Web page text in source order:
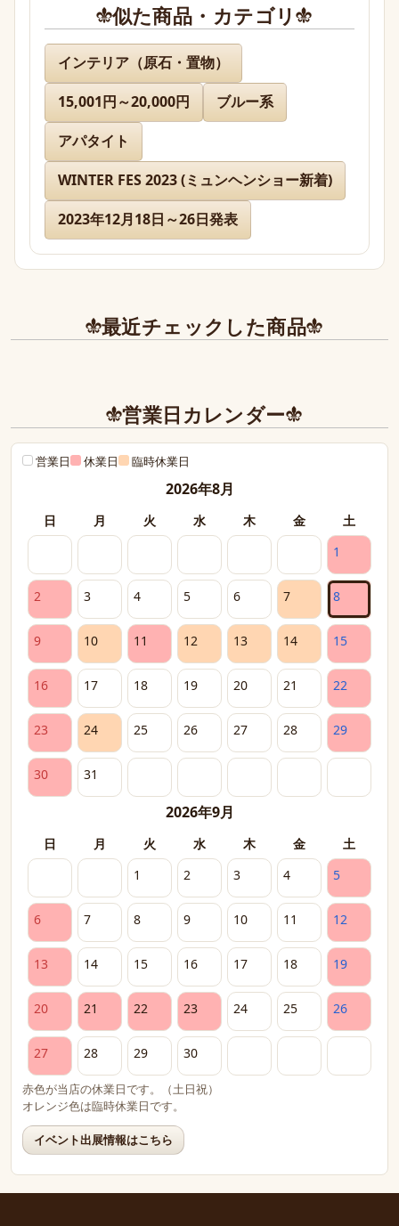
名無し 様
先日通販を利用させて頂きましたが迅速に対応、お
送り下さりまして有難うございました。
どのお品物も画像で見た以上に美しく、お迎えでき
て本当に嬉しかったです。
また、丁寧であたたかいお手紙やプレゼントまで同
封下さり有難うございました！感激致しました。
また今後とも利用させて頂きたく染み入りました。
似た商品・カテゴリ
インテリア（原石・置物）
15,001円～20,000円
ブルー系
アパタイト
WINTER FES 2023 (ミュンヘンショー新着)
2023年12月18日～26日発表
最近チェックした商品
営業日カレンダー
営業日 休業日 臨時休業日
2026年8月
日 月 火 水 木 金
土
1
2 3 4 5 6 7 8
9 10 11 12 13 14 15
16 17 18 19 20 21 22
23 24 25 26 27 28 29
30 31
2026年9月
日 月 火 水 木 金
土
1
2 3 4 5
6 7 8 9 10 11 12
13 14 15 16 17 18 19
20 21 22 23 24 25 26
27 28 29 30
赤色が当店の休業日です。（土日祝）
オレンジ色は臨時休業日です。
イベント出展情報はこちら